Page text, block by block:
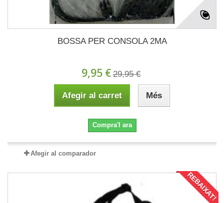
BOSSA PER CONSOLA 2MA
9,95 € 29,95 €
Afegir al carret Més
Compra'l ara
Afegir al comparador
REBAIXAT!